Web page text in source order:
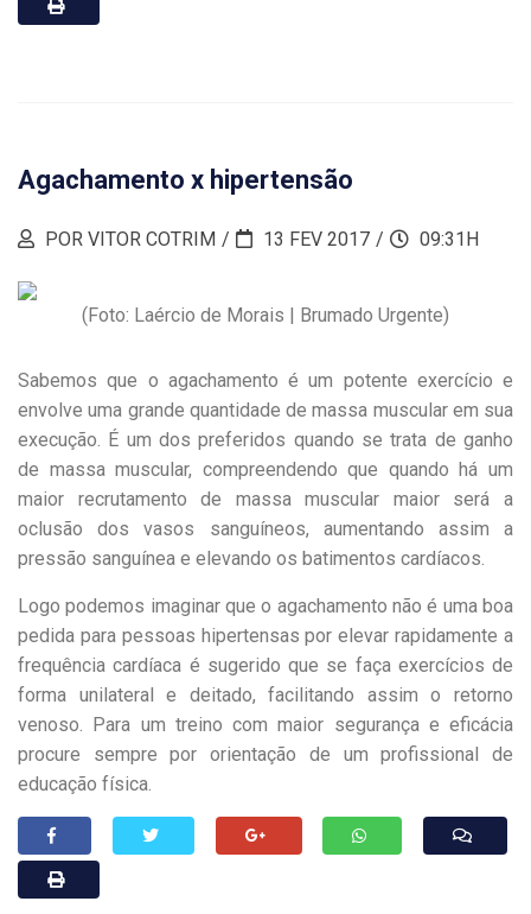
Agachamento x hipertensão
POR VITOR COTRIM 13 FEV 2017 09:31H
(Foto: Laércio de Morais | Brumado Urgente)
Sabemos que o agachamento é um potente exercício e
envolve uma grande quantidade de massa muscular em sua
execução. É um dos preferidos quando se trata de ganho
de massa muscular, compreendendo que quando há um
maior recrutamento de massa muscular maior será a
oclusão dos vasos sanguíneos, aumentando assim a
pressão sanguínea e elevando os batimentos cardíacos.
Logo podemos imaginar que o agachamento não é uma boa
pedida para pessoas hipertensas por elevar rapidamente a
frequência cardíaca é sugerido que se faça exercícios de
forma unilateral e deitado, facilitando assim o retorno
venoso. Para um treino com maior segurança e eficácia
procure sempre por orientação de um profissional de
educação física.